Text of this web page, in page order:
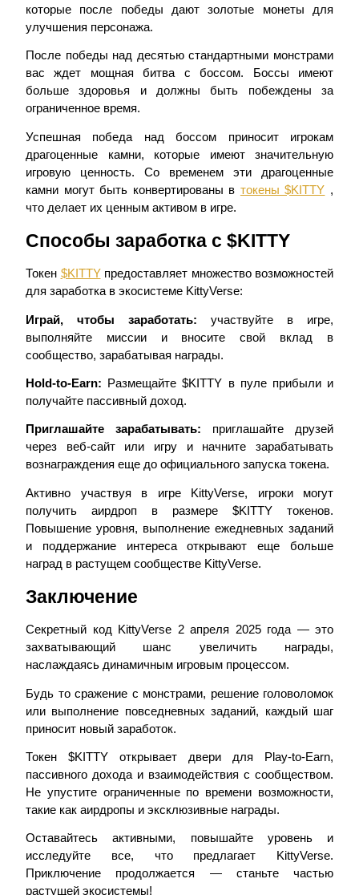
Информация
и т. д.
Гид
Руководство для начинающих по фьючерсам
Торговые стратегии
Узнайте, как оставаться прибыльным
Заработок
Силовая свинья
Получайте конкурентные награды ежедневно
которые после победы дают золотые монеты для
улучшения персонажа.
После победы над десятью стандартными монстрами
вас ждет мощная битва с боссом. Боссы имеют
больше здоровья и должны быть побеждены за
ограниченное время.
Успешная победа над боссом приносит игрокам
драгоценные камни, которые имеют значительную
игровую ценность. Со временем эти драгоценные
камни могут быть конвертированы в токены $KITTY ,
что делает их ценным активом в игре.
Способы заработка с $KITTY
Токен $KITTYпредоставляет множество возможностей
для заработка в экосистеме KittyVerse:
Играй, чтобы заработать: участвуйте в игре,
выполняйте миссии и вносите свой вклад в
сообщество, зарабатывая награды.
Hold-to-Earn: Размещайте $KITTY в пуле прибыли и
получайте пассивный доход.
Приглашайте зарабатывать: приглашайте друзей
через веб-сайт или игру и начните зарабатывать
вознаграждения еще до официального запуска токена.
Активно участвуя в игре KittyVerse, игроки могут
получить аирдроп в размере $KITTY токенов.
Повышение уровня, выполнение ежедневных заданий
и поддержание интереса открывают еще больше
наград в растущем сообществе KittyVerse.
Заключение
Секретный код KittyVerse 2 апреля 2025 года — это
захватывающий шанс увеличить награды,
наслаждаясь динамичным игровым процессом.
Будь то сражение с монстрами, решение головоломок
или выполнение повседневных заданий, каждый шаг
приносит новый заработок.
Токен $KITTY открывает двери для Play-to-Earn,
пассивного дохода и взаимодействия с сообществом.
Не упустите ограниченные по времени возможности,
такие как аирдропы и эксклюзивные награды.
Оставайтесь активными, повышайте уровень и
исследуйте все, что предлагает KittyVerse.
Приключение продолжается — станьте частью
растущей экосистемы!